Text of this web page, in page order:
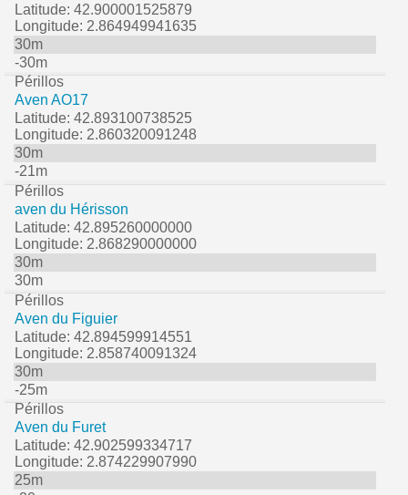
Latitude: 42.900001525879
Longitude: 2.864949941635
30m
-30m
Périllos
Aven AO17
Latitude: 42.893100738525
Longitude: 2.860320091248
30m
-21m
Périllos
aven du Hérisson
Latitude: 42.895260000000
Longitude: 2.868290000000
30m
30m
Périllos
Aven du Figuier
Latitude: 42.894599914551
Longitude: 2.858740091324
30m
-25m
Périllos
Aven du Furet
Latitude: 42.902599334717
Longitude: 2.874229907990
25m